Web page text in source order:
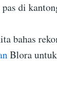
di
bahas
Blora